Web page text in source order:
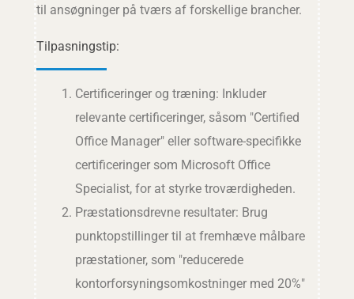
til ansøgninger på tværs af forskellige brancher.
Tilpasningstip:
Certificeringer og træning: Inkluder
relevante certificeringer, såsom "Certified
Office Manager" eller software-specifikke
certificeringer som Microsoft Office
Specialist, for at styrke troværdigheden.
Præstationsdrevne resultater: Brug
punktopstillinger til at fremhæve målbare
præstationer, som "reducerede
kontorforsyningsomkostninger med 20%"